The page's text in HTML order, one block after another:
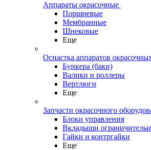
Аппараты окрасочные
Поршневые
Мембранные
Шнековые
Еще
Оснастка аппаратов
Бункера (баки)
Валики и роллеры
Вертлюги
Еще
Запчасти окрасочного
Блоки управления
Вкладыши
Гайки и контргайки
Еще